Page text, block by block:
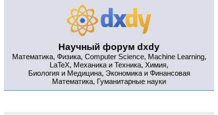
Научный форум dxdy
Математика, Физика, Computer Science, Machine Learning,
LaTeX, Механика и Техника, Химия,
Биология и Медицина, Экономика и Финансовая
Математика, Гуманитарные науки